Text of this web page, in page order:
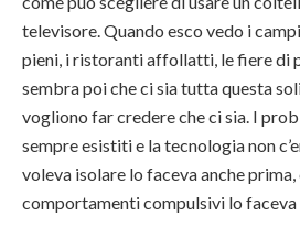
televisore. Quando esco vedo i
pieni, i ristoranti affollatti, le fiere di
sembra poi che ci sia tutta questa
vogliono far credere che ci sia. I
sempre esistiti e la tecnologia non
voleva isolare lo faceva anche
comportamenti compulsivi lo faceva